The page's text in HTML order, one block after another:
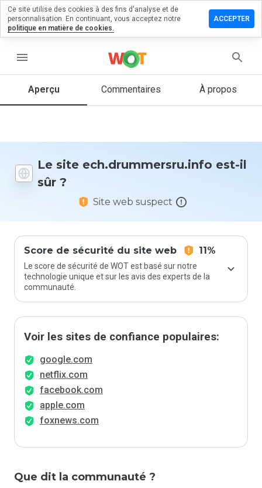
menu
Aperçu Commentaires À propos
Le site ech.drummersru.info est-il
sûr ?
Site web suspect
Score de sécurité du site web 11%
Le score de sécurité de WOT est basé sur notre
technologie unique et sur les avis des experts de la
communauté.
Voir les sites de confiance populaires:
google.com
netflix.com
facebook.com
apple.com
foxnews.com
Que dit la communauté ?
un
sur
Quelle
donneriez-
Ce site utilise des cookies à des fins d'analyse et de
personnalisation. En continuant, vous acceptez notre
politique en matière de cookies.
ACCEPTER